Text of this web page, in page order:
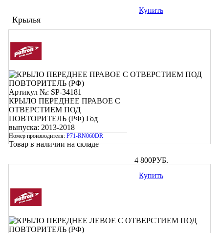
Купить
Крылья
Артикул №: SP-34181
КРЫЛО ПЕРЕДНЕЕ ПРАВОЕ С
ОТВЕРСТИЕМ ПОД
ПОВТОРИТЕЛЬ (РФ) Год
выпуска: 2013-2018
Номер производителя: P71-RN060DR
Товар в наличии на складе
4 800РУБ.
Купить